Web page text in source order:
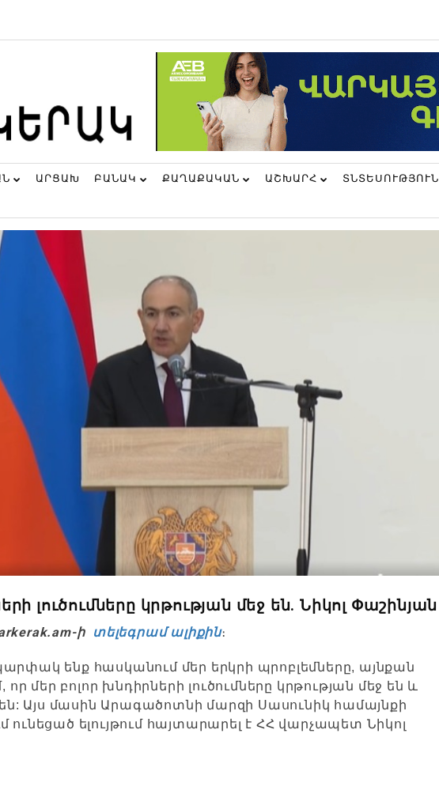
ԱՐՑԱԽ ԲԱՆԱԿ ՔԱՂԱՔԱԿԱՆ ԱՇԽԱՐՀ ՏՆՏԵՍՈՒԹՅՈՒՆ
լուծումները կրթության մեջ են. Նիկոլ Փաշինյան
ի տելեգրամ ալիքին։
ենք հասկանում մեր երկրի պրոբլեմները, այնքան
որ մեր բոլոր խնդիրների լուծումները կրթության մեջ են և
են: Այս մասին Արագածոտնի մարզի Սասունիկ համայնքի
ունեցած ելույթում հայտարարել է ՀՀ վարչապետ Նիկոլ